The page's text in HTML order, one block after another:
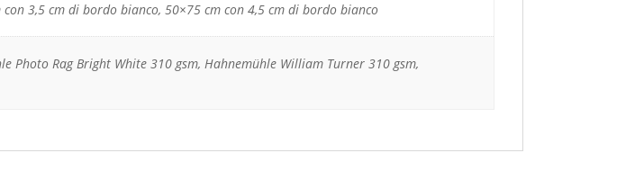
3,5 cm di bordo bianco, 50×75 cm con 4,5 cm di bordo bianco
Photo Rag Bright White 310 gsm, Hahnemühle William Turner 310 gsm,